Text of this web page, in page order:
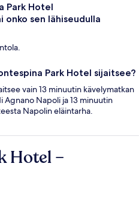
Park Hotel
sen lähiseudulla
Park Hotel sijaitsee?
vain 13 minuutin kävelymatkan
Agnano Napoli ja 13 minuutin
Napolin eläintarha.
Hotel –